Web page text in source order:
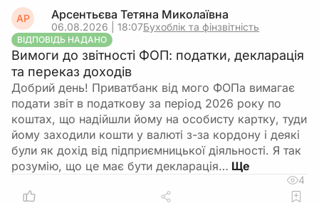
АР Арсентьєва Тетяна Миколаївна
06.08.2026 | 18:07Бухоблік та фінзвітність
ВІДПОВІДЬ НАДАНО
Вимоги до звітності ФОП: податки, декларація
та переказ доходів
Добрий день! Приватбанк від мого ФОПа вимагає
подати звіт в податкову за період 2026 року по
коштах, що надійшли йому на особисту картку, туди
йому заходили кошти у валюті з-за кордону і деякі
були як дохід від підприємницької діяльності. Я так
розумію, що це має бути декларація…
4